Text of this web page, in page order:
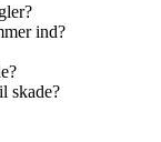
ind?
skade?